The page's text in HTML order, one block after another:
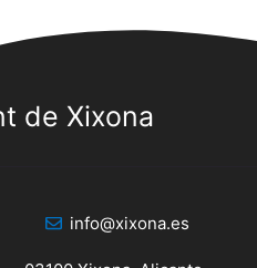
de Xixona
info@xixona.es